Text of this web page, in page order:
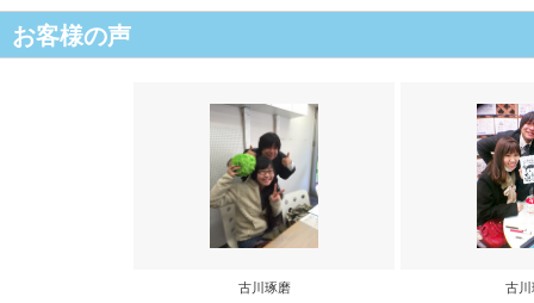
お客様の声
古川琢磨 古川